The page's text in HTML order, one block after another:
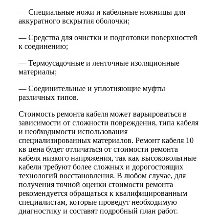
— Специальные ножи и кабельные ножницы для
аккуратного вскрытия оболочки;
— Средства для очистки и подготовки поверхностей
к соединению;
— Термоусадочные и ленточные изоляционные
материалы;
— Соединительные и уплотняющие муфты
различных типов.
Стоимость ремонта кабеля может варьироваться в
зависимости от сложности повреждения, типа кабеля
и необходимости использования
специализированных материалов. Ремонт кабеля 10
кв цена будет отличаться от стоимости ремонта
кабеля низкого напряжения, так как высоковольтные
кабели требуют более сложных и дорогостоящих
технологий восстановления. В любом случае, для
получения точной оценки стоимости ремонта
рекомендуется обращаться к квалифицированным
специалистам, которые проведут необходимую
диагностику и составят подробный план работ.